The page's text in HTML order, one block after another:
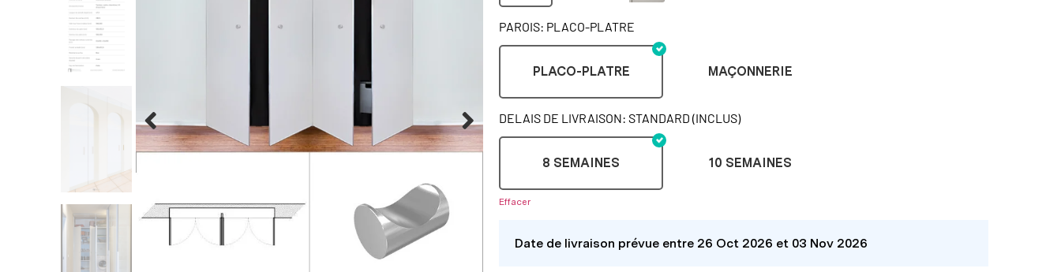
PAROIS: PLACO-PLATRE
PLACO-PLATRE MAÇONNERIE
DELAIS DE LIVRAISON: STANDARD (INCLUS)
8 SEMAINES 10 SEMAINES
Effacer
Date de livraison prévue entre 26 Oct 2026 et 03 Nov 2026